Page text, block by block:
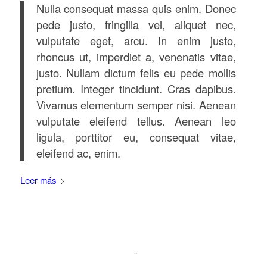
Nulla consequat massa quis enim. Donec
pede justo, fringilla vel, aliquet nec,
vulputate eget, arcu. In enim justo,
rhoncus ut, imperdiet a, venenatis vitae,
justo. Nullam dictum felis eu pede mollis
pretium. Integer tincidunt. Cras dapibus.
Vivamus elementum semper nisi. Aenean
vulputate eleifend tellus. Aenean leo
ligula, porttitor eu, consequat vitae,
eleifend ac, enim.
Leer más